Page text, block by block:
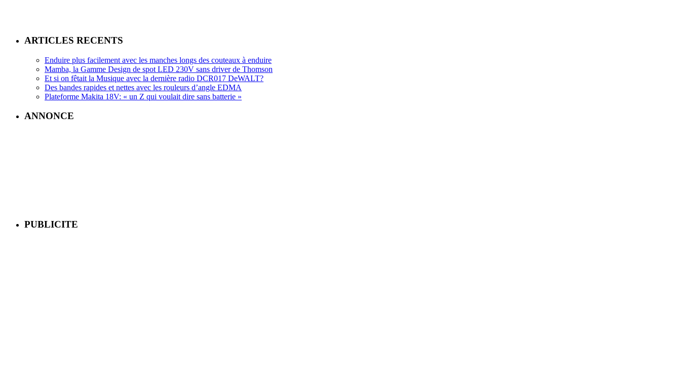
ARTICLES RECENTS
Enduire plus facilement avec les manches longs des couteaux à enduire
Mamba, la Gamme Design de spot LED 230V sans driver de Thomson
Et si on fêtait la Musique avec la dernière radio DCR017 DeWALT?
Des bandes rapides et nettes avec les rouleurs d’angle EDMA
Plateforme Makita 18V: « un Z qui voulait dire sans batterie »
ANNONCE
PUBLICITE